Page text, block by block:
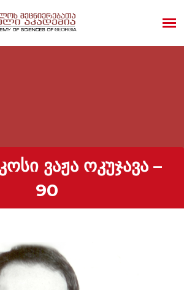
ᲕᲐᲟᲐ ᲝᲙᲣᲯᲐᲕᲐ –
90